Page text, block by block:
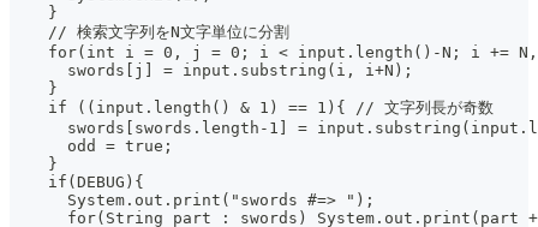
    }
    // 検索文字列をN文字単位に分割
for(int i = 0, j = 0; i < input.length()-N; i +=
      swords[j] = input.substring(i, i+N);
    }
    if ((input.length() & 1) == 1){ // 文字列長が奇数
swords[swords.length-1] =
      odd = true;
    }
    if(DEBUG){
      System.out.print("swords #=> ");
for(String part : swords) System.out.print(part